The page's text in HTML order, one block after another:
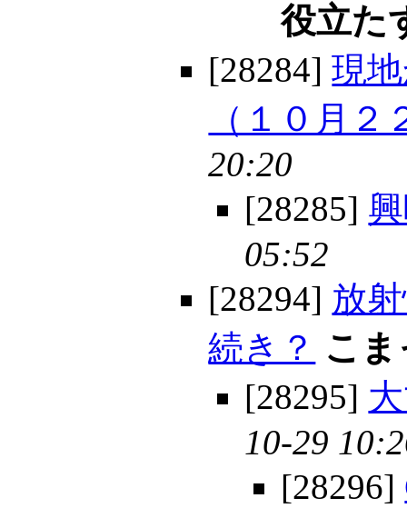
役立た
[28284]現
（１０月２
20:20
[28285]
05:52
[28294] 放
続き？ こ
[28295]
10-29
[28296]